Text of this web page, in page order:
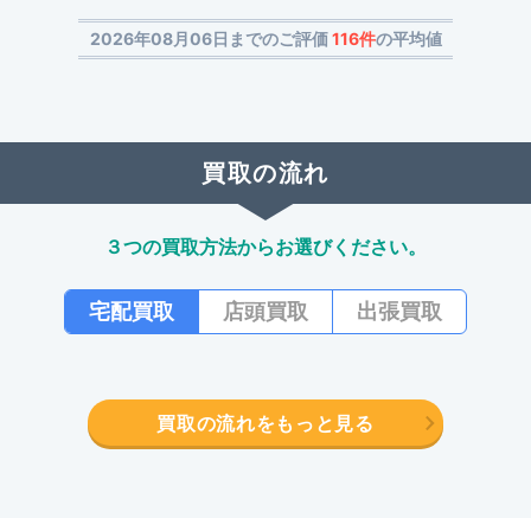
2026年08月06日までのご評価116件の平均値
買取の流れ
３つの買取方法からお選びください。
宅配買取 店頭買取 出張買取
買取の流れをもっと見る